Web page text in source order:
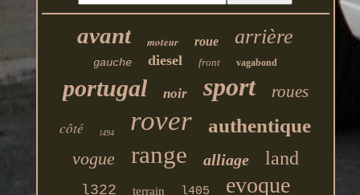
avant moteur roue arrière
gauche diesel front vagabond
portugal noir sport roues
côté l494 rover authentique
vogue range alliage land
l322 terrain l405 evoque